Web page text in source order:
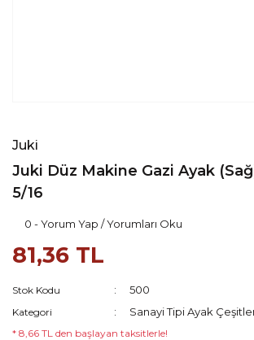
Juki
Juki Düz Makine Gazi Ayak
5/16
0 - Yorum Yap / Yorumları Oku
81,36 TL
Stok Kodu 500
Kategori Sanayi Tipi Ayak
* 8,66 TL den başlayan taksitlerle!